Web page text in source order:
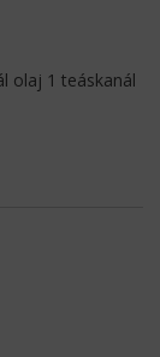
olaj 1 teáskanál